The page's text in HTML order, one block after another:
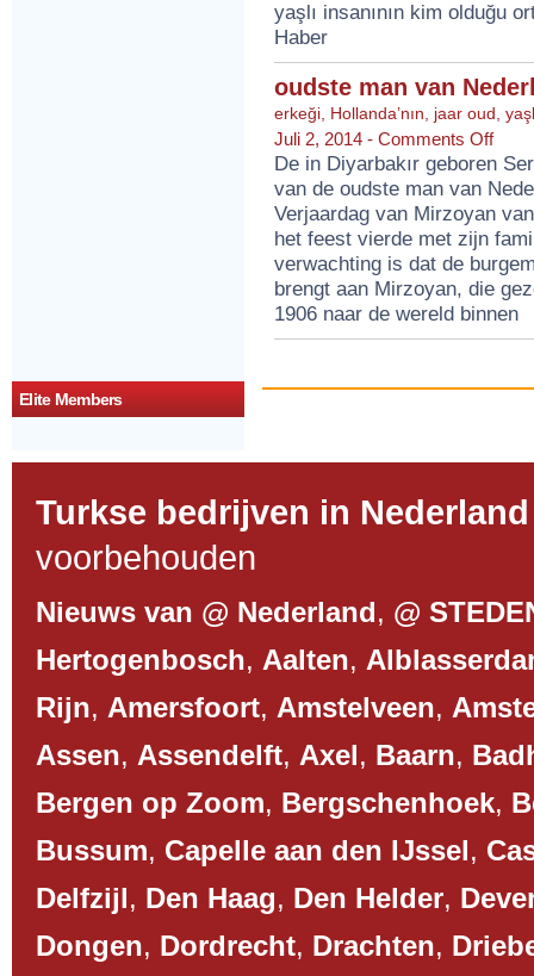
Elite Members
yaşlı insanının kim olduğu
Haber
oudste man van
erkeği Hollanda’nın jaar oud
Juli 2, 2014 - Comments Offop
man
van
108
jaar
oud
De in Diyarbakır geboren
van de oudste man van
Verjaardag van Mirzoyan
het feest vierde met zijn
verwachting is dat de
brengt aan Mirzoyan, die
1906 naar de wereld binnen
Turkse bedrijven in Nederland
voorbehouden
Nieuws van @ Nederland, @
Hertogenbosch, Aalten,
Rijn, Amersfoort, Amstelveen,
Assen, Assendelft, Axel, Baarn,
Bergen op Zoom, Bergschenhoek,
Bussum, Capelle aan den IJssel,
Delfzijl, Den Haag, Den Helder,
Dongen, Dordrecht, Drachten,